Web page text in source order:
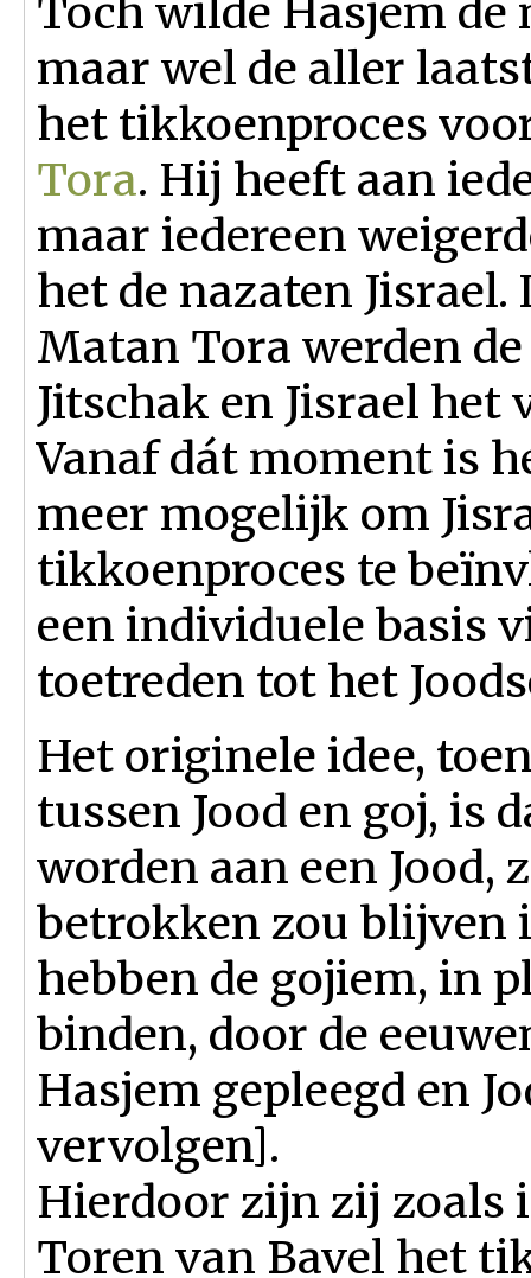
Toch wilde Hasjem de
maar wel de aller
het tikkoenproces
Tora. Hij heeft aan
maar iedereen
het de nazaten
Matan Tora werden
Jitschak en Jisrael het
Vanaf dát moment is
meer mogelijk om
tikkoenproces te
een individuele basis
toetreden tot het
Het originele idee,
tussen Jood en goj, is
worden aan een Jood,
betrokken zou blijven
hebben de gojiem, in
binden, door de
Hasjem gepleegd en
vervolgen].
Hierdoor zijn zij zoals
Toren van Bavel het